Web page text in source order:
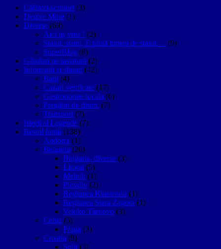
Călători-scriitori (3)
Despre Mine (1)
Diverse (69)
Aici aș vrea ! (2)
Statui, statui, E plină lumea de statui…. (9)
SuperBlog (8)
Gânduri pe tastatură (2)
Informatii si sfaturi (42)
Bani (4)
Cazari verificate (17)
Gastronomie locala (6)
Pregătiri de drum. (7)
Transport (7)
Istorii si Legende (7)
Restul lumii (138)
Andorra (1)
Bulgaria (20)
Bulgaria, diverse (3)
Litoral (5)
Melnik (1)
Plovdiv (2)
Regiunea Kiustendil (1)
Regiunea Stara Zagora (1)
Vekiko Târnovo (3)
Cehia (5)
Praga (3)
Croatia (9)
Split (3)